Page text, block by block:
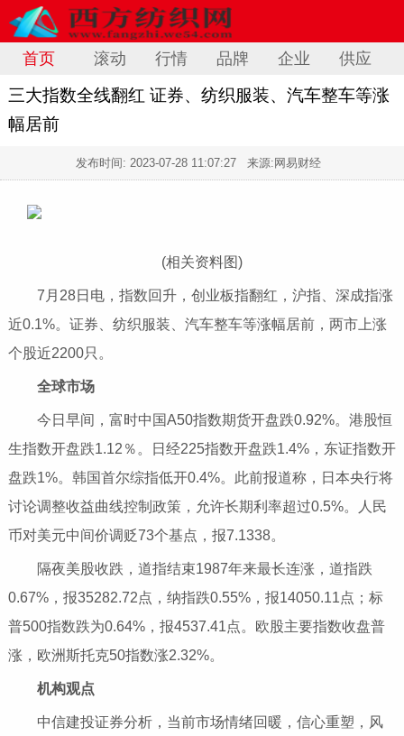
首页 滚动 行情 品牌 企业 供应
三大指数全线翻红 证券、纺织服装、汽车整车等涨
幅居前
发布时间: 2023-07-28 11:07:27 来源:网易财经
(相关资料图)
7月28日电，指数回升，创业板指翻红，沪指、深成指涨
近0.1%。证券、纺织服装、汽车整车等涨幅居前，两市上涨
个股近2200只。
全球市场
今日早间，富时中国A50指数期货开盘跌0.92%。港股恒
生指数开盘跌1.12％。日经225指数开盘跌1.4%，东证指数开
盘跌1%。韩国首尔综指低开0.4%。此前报道称，日本央行将
讨论调整收益曲线控制政策，允许长期利率超过0.5%。人民
币对美元中间价调贬73个基点，报7.1338。
隔夜美股收跌，道指结束1987年来最长连涨，道指跌
0.67%，报35282.72点，纳指跌0.55%，报14050.11点；标
普500指数跌为0.64%，报4537.41点。欧股主要指数收盘普
涨，欧洲斯托克50指数涨2.32%。
机构观点
中信建投证券分析，当前市场情绪回暖，信心重塑，风